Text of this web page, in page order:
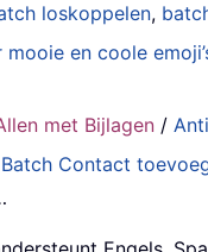
loskoppelen,
en coole
met Bijlagen /
Batch Contact